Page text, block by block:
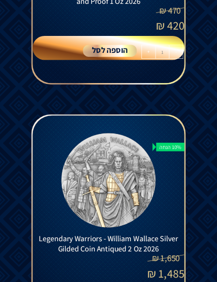
470
₪
420
₪
-
+ הוספה לסל
10% הנחה
Legendary Warriors - William Wallace Silver
Gilded Coin Antiqued 2 Oz 2026
1,650
₪
1,485
₪